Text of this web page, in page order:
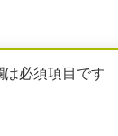
必須項目です